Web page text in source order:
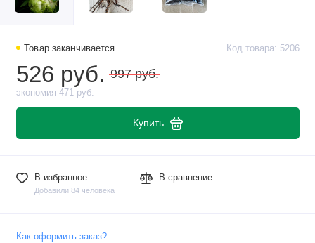
Товар заканчивается Код товара: 5206
526 руб. 997 руб.
экономия 471 руб.
Купить
В избранное
Добавили 84 человека
В сравнение
Как оформить заказ?